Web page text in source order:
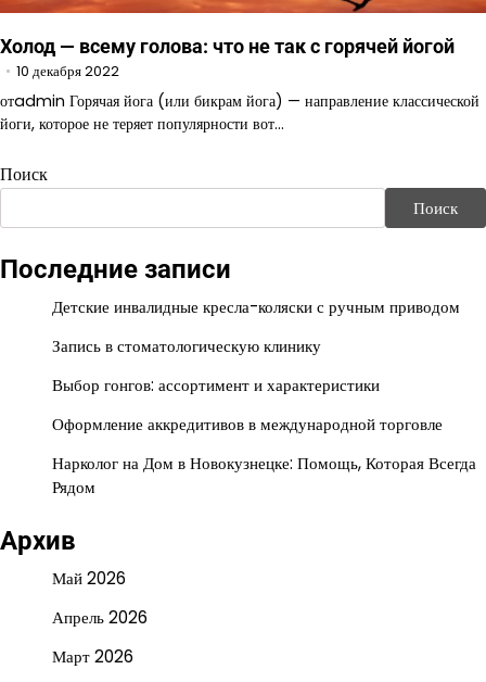
Холод — всему голова: что не так с горячей йогой
10 декабря 2022
отadmin Горячая йога (или бикрам йога) — направление классической
йоги, которое не теряет популярности вот…
Поиск
Поиск
Последние записи
Детские инвалидные кресла-коляски с ручным приводом
Запись в стоматологическую клинику
Выбор гонгов: ассортимент и характеристики
Оформление аккредитивов в международной торговле
Нарколог на Дом в Новокузнецке: Помощь, Которая Всегда
Рядом
Архив
Май 2026
Апрель 2026
Март 2026